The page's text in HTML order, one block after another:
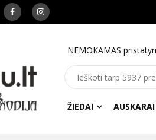
NEMOKAMAS
ŽIEDAI AUSKARAI